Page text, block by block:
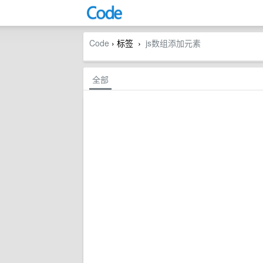
Code › 标签 › js数组添加元素
全部